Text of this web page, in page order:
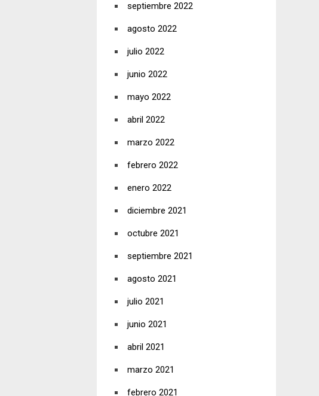
septiembre 2022
agosto 2022
julio 2022
junio 2022
mayo 2022
abril 2022
marzo 2022
febrero 2022
enero 2022
diciembre 2021
octubre 2021
septiembre 2021
agosto 2021
julio 2021
junio 2021
abril 2021
marzo 2021
febrero 2021